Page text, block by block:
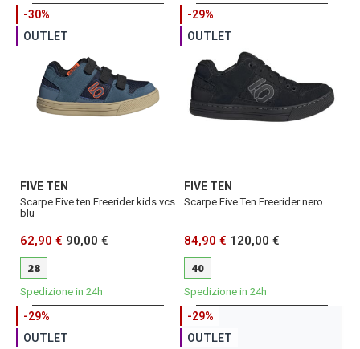
-30%
OUTLET
FIVE TEN
Scarpe Five ten Freerider kids vcs
blu
62,90 € 90,00 €
28
Spedizione in 24h
-29%
OUTLET
FIVE TEN
Scarpe Five Ten Freerider nero
84,90 € 120,00 €
40
Spedizione in 24h
-29%
OUTLET
-29%
OUTLET